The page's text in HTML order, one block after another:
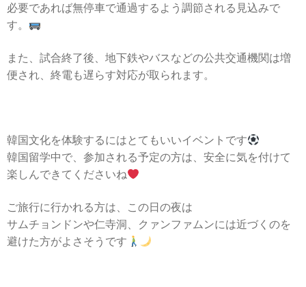
必要であれば無停車で通過するよう調節される見込みで
す。
また、試合終了後、地下鉄やバスなどの公共交通機関は増
便され、終電も遅らす対応が取られます。
韓国文化を体験するにはとてもいいイベントです
韓国留学中で、参加される予定の方は、安全に気を付けて
楽しんできてくださいね
ご旅行に行かれる方は、この日の夜は
サムチョンドンや仁寺洞、クァンファムンには近づくのを
避けた方がよさそうです